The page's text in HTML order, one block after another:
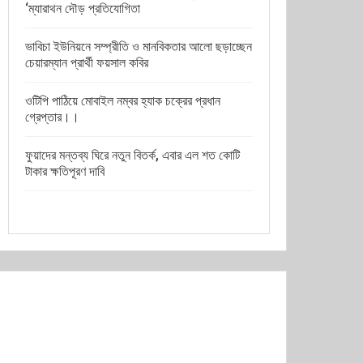
‘ম্যারাথন দৌড় প্রতিযোগিতা
ভাবিচা ইউনিয়নে সম্প্রীতি ও মানবিকতার আলো ছড়াচ্ছেন
চেয়ারম্যান প্রার্থী ফয়সাল কবির
ওটিপি পাঠিয়ে মোবাইল নম্বর হ্যাক চক্রের প্রধান
গ্রেপ্তার।।
ফুয়াদের মন্তব্য ঘিরে নতুন বিতর্ক, এবার এল শত কোটি
টাকার ক্ষতিপূরণ দাবি